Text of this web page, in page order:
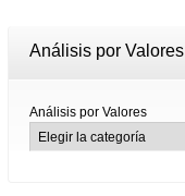
Análisis por Valores
Análisis por Valores